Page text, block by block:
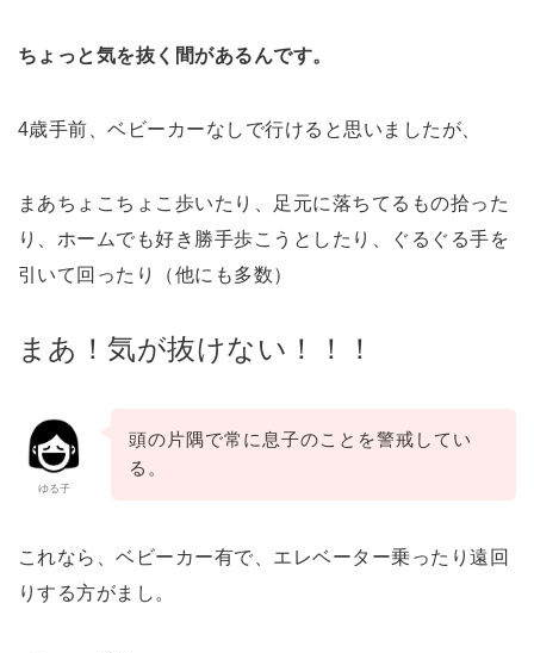
ちょっと気を抜く間があるんです。
4歳手前、ベビーカーなしで行けると思いましたが、
まあちょこちょこ歩いたり、足元に落ちてるもの拾った
り、ホームでも好き勝手歩こうとしたり、ぐるぐる手を
引いて回ったり（他にも多数）
まあ！気が抜けない！！！
ゆる子
頭の片隅で常に息子のことを警戒してい
る。
これなら、ベビーカー有で、エレベーター乗ったり遠回
りする方がまし。